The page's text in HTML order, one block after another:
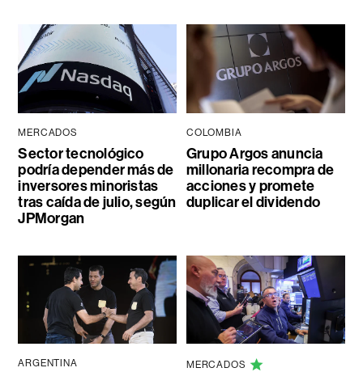
MERCADOS
Sector tecnológico
podría depender más de
inversores minoristas
tras caída de julio, según
JPMorgan
COLOMBIA
Grupo Argos anuncia
millonaria recompra de
acciones y promete
duplicar el dividendo
ARGENTINA MERCADOS